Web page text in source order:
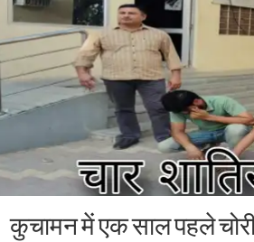
कुचामन में एक साल पहले चोरी